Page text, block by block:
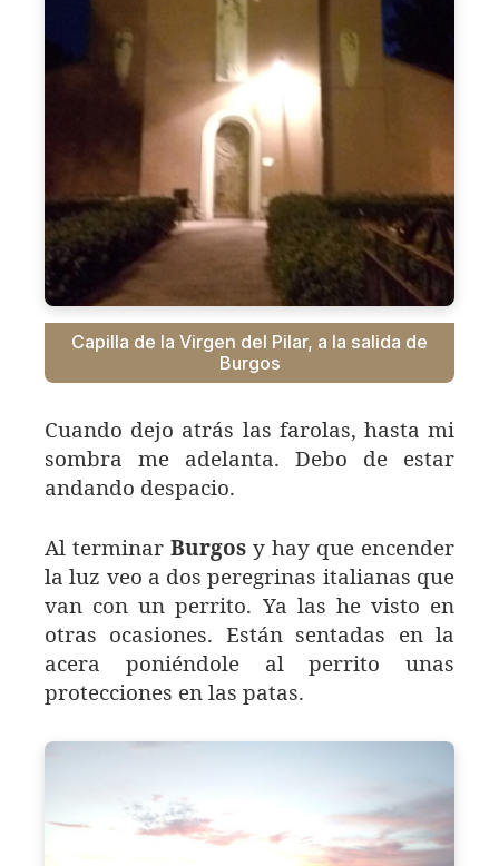
Capilla de la Virgen del Pilar, a la salida de
Burgos
Cuando dejo atrás las farolas, hasta mi
sombra me adelanta. Debo de estar
andando despacio.
Al terminar Burgos y hay que encender
la luz veo a dos peregrinas italianas que
van con un perrito. Ya las he visto en
otras ocasiones. Están sentadas en la
acera poniéndole al perrito unas
protecciones en las patas.